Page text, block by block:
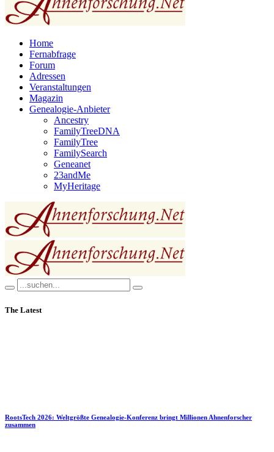
Home
Fernabfrage
Forum
Adressen
Veranstaltungen
Magazin
Genealogie-Anbieter
Ancestry
FamilyTreeDNA
FamilyTree
FamilySearch
Geneanet
23andMe
MyHeritage
The Latest
RootsTech 2026: Weltgrößte Genealogie-Konferenz bringt Millionen Ahnenforscher
zusammen